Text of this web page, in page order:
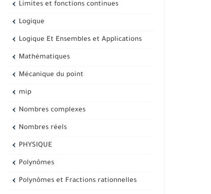
Limites et fonctions continues
Logique
Logique Et Ensembles et Applications
Mathématiques
Mécanique du point
mip
Nombres complexes
Nombres réels
PHYSIQUE
Polynômes
Polynômes et Fractions rationnelles